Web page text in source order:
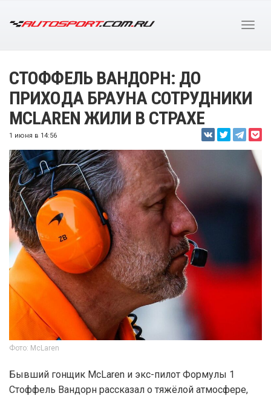
СТОФФЕЛЬ ВАНДОРН: ДО
ПРИХОДА БРАУНА СОТРУДНИКИ
MCLAREN ЖИЛИ В СТРАХЕ
1 июня в 14:56
Фото: McLaren
Бывший гонщик McLaren и экс-пилот Формулы 1
Стоффель Вандорн рассказал о тяжёлой атмосфере,